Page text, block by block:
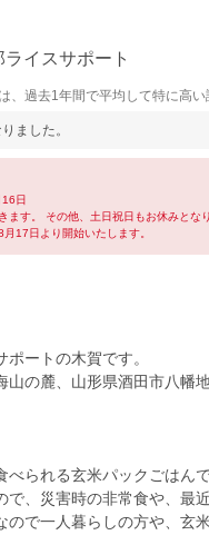
イスサポート
、過去1年間で平均して特に高い
ました。
日
ます。 その他、土日祝日もお休みと
17日より開始いたします。
ートの木賀です。
山の麓、山形県酒田市八幡
られる玄米パックごはんで
で、災害時の非常食や、最
ので一人暮らしの方や、玄